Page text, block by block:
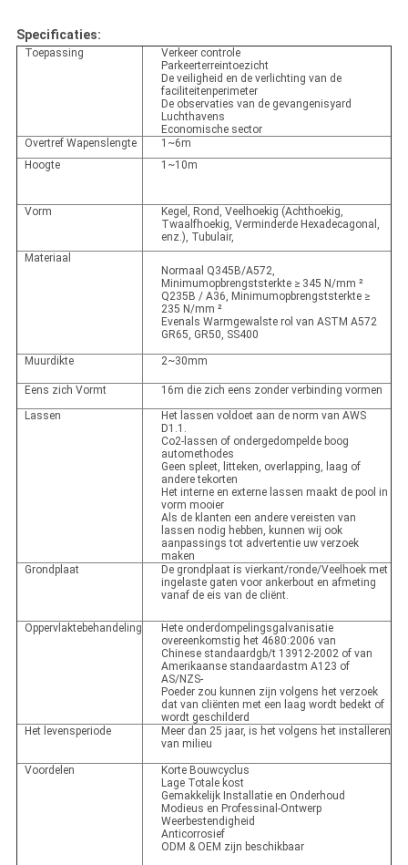
Specificaties:
Toepassing
Verkeer controle
Parkeerterreintoezicht
De veiligheid en de verlichting van de
faciliteitenperimeter
De observaties van de gevangenisyard
Luchthavens
Economische sector
Overtref Wapenslengte
1~6m
Hoogte
1~10m
Vorm
Kegel, Rond, Veelhoekig (Achthoekig,
Twaalfhoekig, Verminderde Hexadecagonal,
enz.), Tubulair,
Materiaal
Normaal Q345B/A572,
Minimumopbrengststerkte ≥ 345 N/mm ²
Q235B / A36, Minimumopbrengststerkte ≥
235 N/mm ²
Evenals Warmgewalste rol van ASTM A572
GR65, GR50, SS400
Muurdikte 2~30mm
Eens zich Vormt
16m die zich eens zonder verbinding vormen
Lassen
Het lassen voldoet aan de norm van AWS
D1.1.
Co2-lassen of ondergedompelde boog
automethodes
Geen spleet, litteken, overlapping, laag of
andere tekorten
Het interne en externe lassen maakt de pool in
vorm mooier
Als de klanten een andere vereisten van
lassen nodig hebben, kunnen wij ook
aanpassings tot advertentie uw verzoek
maken
Grondplaat
De grondplaat is vierkant/ronde/Veelhoek met
ingelaste gaten voor ankerbout en afmeting
vanaf de eis van de cliënt.
Oppervlaktebehandeling
Hete onderdompelingsgalvanisatie
overeenkomstig het 4680:2006 van
Chinese standaardgb/t 13912-2002 of van
Amerikaanse standaardastm A123 of
AS/NZS-
Poeder zou kunnen zijn volgens het verzoek
dat van cliënten met een laag wordt bedekt of
wordt geschilderd
Het levensperiode
Meer dan 25 jaar, is het volgens het installeren
van milieu
Voordelen
Korte Bouwcyclus
Lage Totale kost
Gemakkelijk Installatie en Onderhoud
Modieus en Professinal-Ontwerp
Weerbestendigheid
Anticorrosief
ODM & OEM zijn beschikbaar